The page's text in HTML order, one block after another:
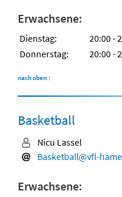
Erwachsene:
Dienstag: 20:00 -
Donnerstag:
20:00 -
nach oben ↑
Basketball
Nicu Lassel
Basketball@vfl-
Erwachsene: